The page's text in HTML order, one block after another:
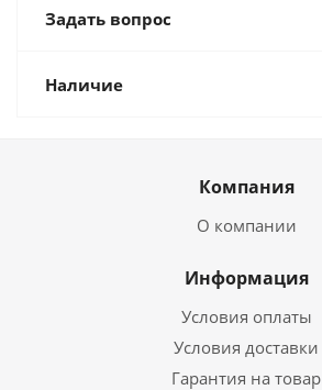
Задать вопрос
Наличие
Компания
О компании
Информация
Условия оплаты
Условия доставки
Гарантия на товар